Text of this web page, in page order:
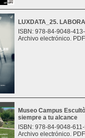
LUXDATA_25.
ISBN: 978-84-9048-
Archivo electrónico.
Museo Campus
siempre a tu alcance
ISBN: 978-84-9048-
Archivo electrónico.